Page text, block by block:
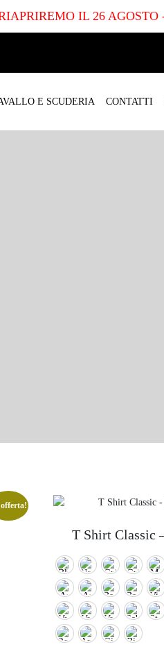
IL 26
E SCUDERIA CONTATTI
T Shirt Classic